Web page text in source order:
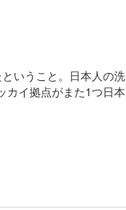
いうこと。日本人の洗
カイ拠点がまた1つ日本